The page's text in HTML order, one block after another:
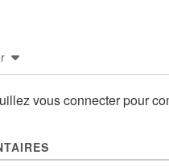
vous connecter pour